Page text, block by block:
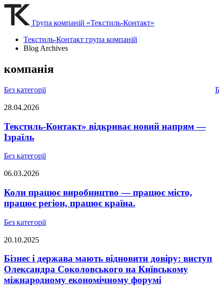
Група компаній «Текстиль-Контакт»
Текстиль-Контакт група компаній
Blog Archives
компанія
Без категорії
28.04.2026
Текстиль-Контакт» відкриває новий напрям —
Ізраїль
Без категорії
06.03.2026
Коли працює виробництво — працює місто,
працює регіон, працює країна.
Без категорії
20.10.2025
Бізнес і держава мають відновити довіру: виступ
Олександра Соколовського на Київському
міжнародному економічному форумі